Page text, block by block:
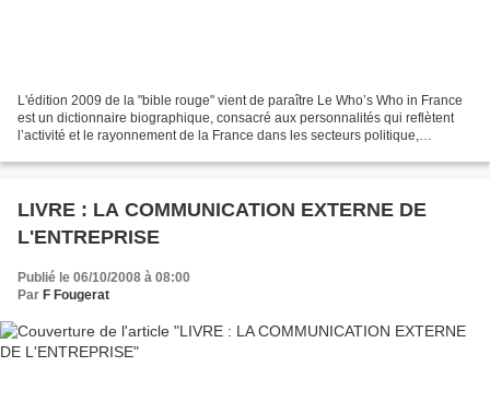
L'édition 2009 de la "bible rouge" vient de paraître Le Who’s Who in France
est un dictionnaire biographique, consacré aux personnalités qui reflètent
l’activité et le rayonnement de la France dans les secteurs politique,
LIVRE : LA COMMUNICATION EXTERNE DE
L'ENTREPRISE
Publié le 06/10/2008 à 08:00
Par F Fougerat